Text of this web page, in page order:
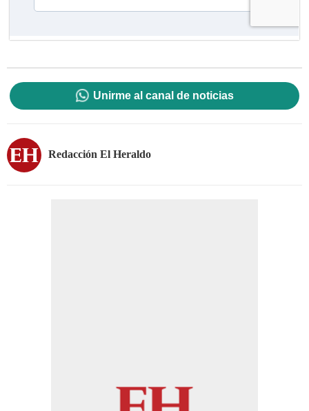
Unirme al canal de noticias
Redacción El Heraldo